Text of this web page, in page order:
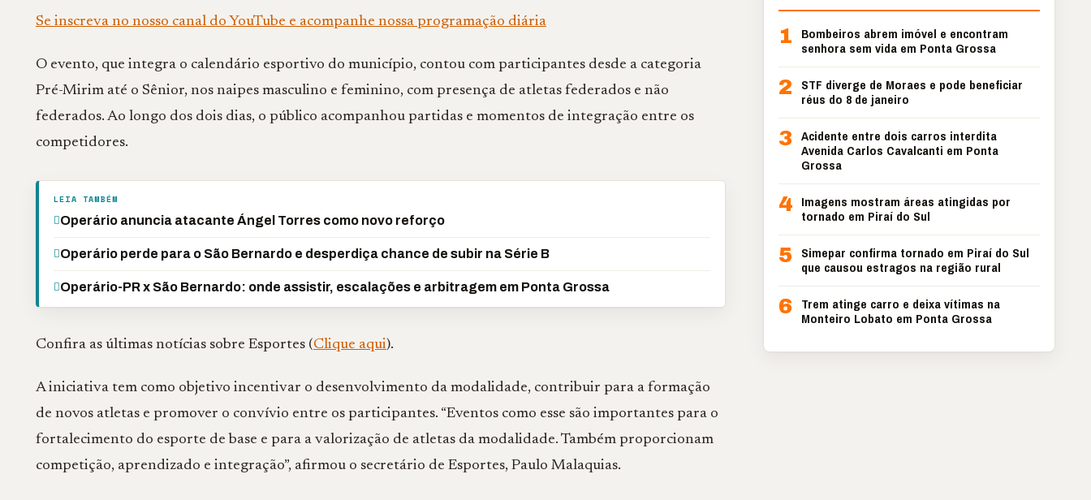
Se inscreva no nosso canal do YouTube e acompanhe nossa programação diária
O evento, que integra o calendário esportivo do município, contou com participantes desde a categoria
Pré-Mirim até o Sênior, nos naipes masculino e feminino, com presença de atletas federados e não
federados. Ao longo dos dois dias, o público acompanhou partidas e momentos de integração entre os
competidores.
LEIA TAMBÉM
Operário anuncia atacante Ángel Torres como novo reforço
Operário perde para o São Bernardo e desperdiça chance de subir na Série B
Operário-PR x São Bernardo: onde assistir, escalações e arbitragem em Ponta Grossa
Confira as últimas notícias sobre Esportes (Clique aqui).
A iniciativa tem como objetivo incentivar o desenvolvimento da modalidade, contribuir para a formação
de novos atletas e promover o convívio entre os participantes. “Eventos como esse são importantes para o
fortalecimento do esporte de base e para a valorização de atletas da modalidade. Também proporcionam
competição, aprendizado e integração”, afirmou o secretário de Esportes, Paulo Malaquias.
1
Bombeiros abrem imóvel e encontram
senhora sem vida em Ponta Grossa
2
STF diverge de Moraes e pode beneficiar
réus do 8 de janeiro
3 Acidente entre dois carros interdita
Avenida Carlos Cavalcanti em Ponta
Grossa
4 Imagens mostram áreas atingidas por
tornado em Piraí do Sul
5 Simepar confirma tornado em Piraí do Sul
que causou estragos na região rural
6 Trem atinge carro e deixa vítimas na
Monteiro Lobato em Ponta Grossa